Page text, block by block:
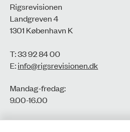
Rigsrevisionen
Landgreven 4
1301 København K
T: 33 92 84 00
E:info@rigsrevisionen.dk
Mandag-fredag:
9.00-16.00​
CVR-nr.: 77806113